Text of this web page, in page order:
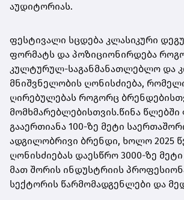
აუდიტორიას.
ფესტივალი სცდება კლასიკური
ფორმატს და პოზიციონირდება
კულტურულ-საგანმანათლებლო და
მნიშვნელობის ღონისძიება,
ღირებულებას როგორც
მომხმარებლებისთვის.წინა
გააერთიანა 100-ზე მეტი
ადგილობრივი ბრენდი, ხოლო 2025
ღონისძიებას დაესწრო 3000-ზე
მათ შორის ინდუსტრიის
სექტორის წარმომადგენლები და